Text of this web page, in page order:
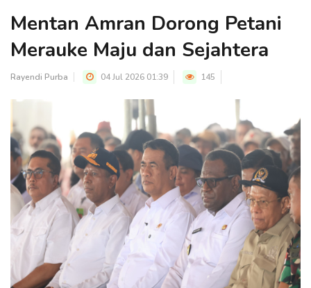
Mentan Amran Dorong Petani
Merauke Maju dan Sejahtera
Rayendi Purba 04 Jul 2026 01:39 145